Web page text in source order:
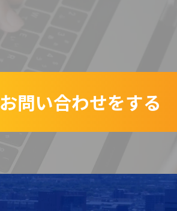
お問い合わせをする